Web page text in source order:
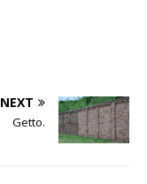
NEXT
Getto.